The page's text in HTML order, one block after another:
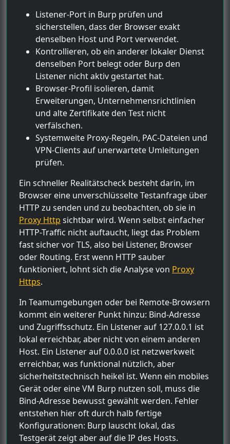
Listener-Port in Burp prüfen und
sicherstellen, dass der Browser exakt
denselben Host und Port verwendet.
Kontrollieren, ob ein anderer lokaler Dienst
denselben Port belegt oder Burp den
Listener nicht aktiv gestartet hat.
Browser-Profil isolieren, damit
Erweiterungen, Unternehmensrichtlinien
und alte Zertifikate den Test nicht
verfälschen.
Systemweite Proxy-Regeln, PAC-Dateien und
VPN-Clients auf unerwartete Umleitungen
prüfen.
Ein schneller Realitätscheck besteht darin, im
Browser eine unverschlüsselte Testanfrage über
HTTP zu senden und zu beobachten, ob sie in
Proxy Http sichtbar wird. Wenn selbst einfacher
HTTP-Traffic nicht auftaucht, liegt das Problem
fast sicher vor TLS, also bei Listener, Browser
oder Routing. Erst wenn HTTP sauber
funktioniert, lohnt sich die Analyse von Proxy
Https.
In Teamumgebungen oder bei Remote-Browsern
kommt ein weiterer Punkt hinzu: Bind-Adresse
und Zugriffsschutz. Ein Listener auf 127.0.0.1 ist
lokal erreichbar, aber nicht von einem anderen
Host. Ein Listener auf 0.0.0.0 ist netzwerkweit
erreichbar, was funktional nützlich, aber
sicherheitstechnisch heikel ist. Wenn ein mobiles
Gerät oder eine VM Burp nutzen soll, muss die
Bind-Adresse bewusst gewählt werden. Fehler
entstehen hier oft durch halb fertige
Konfigurationen: Burp lauscht lokal, das
Testgerät zeigt aber auf die IP des Hosts.